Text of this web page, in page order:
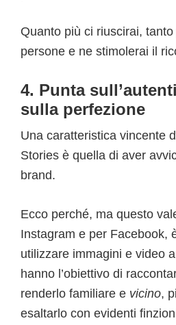
Quanto più ci riuscirai,
persone e ne stimolerai il
4. Punta
sulla perfezione
Una caratteristica vincente
Stories è quella di aver
brand.
Ecco perché, ma questo
Instagram e per Facebook,
utilizzare immagini e video
hanno l’obiettivo di
renderlo familiare e vicino,
esaltarlo con evidenti